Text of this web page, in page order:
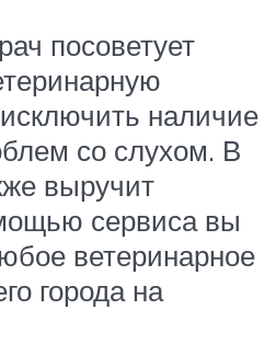
посоветует
наличие
со слухом. В
выручит
сервиса вы
ветеринарное
города на